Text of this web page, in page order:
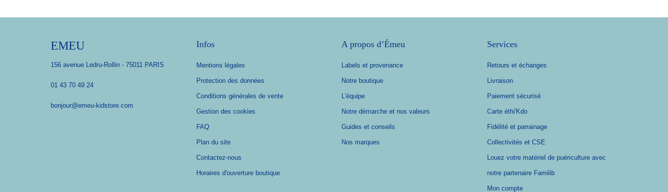
EMEU
156 avenue Ledru-Rollin - 75011 PARIS
01 43 70 49 24
bonjour@emeu-kidstore.com
Infos
Mentions légales
Protection des données
Conditions générales de vente
Gestion des cookies
FAQ
Plan du site
Contactez-nous
Horaires d'ouverture boutique
A propos d’Émeu
Labels et provenance
Notre boutique
L'équipe
Notre démarche et nos valeurs
Guides et conseils
Nos marques
Services
Retours et échanges
Livraison
Paiement sécurisé
Carte éthi'Kdo
Fidélité et parrainage
Collectivités et CSE
Louez votre matériel de puériculture avec
notre partenaire Familib
Mon compte